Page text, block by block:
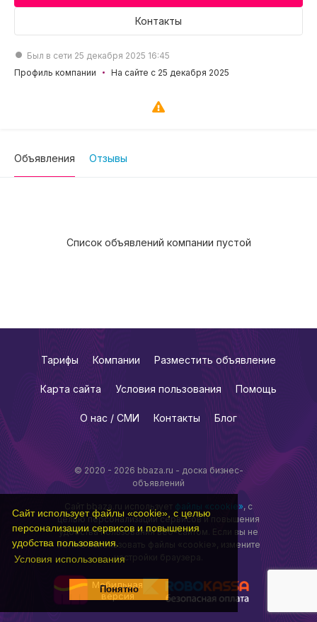
Сайт использует файлы «cookie», с целью
персонализации сервисов и повышения
удобства пользования.
Условия использования
Понятно
Контакты
Был в сети 25 декабря 2025 16:45
Профиль компании
На сайте с 25 декабря 2025
Объявления Отзывы
Список объявлений компании пустой
© 2020 - 2026 bbaza.ru - доска бизнес-
объявлений
Сайт bbaza.ru использует файлы «cookie», с
целью персонализации сервисов и повышения
удобства пользования веб-сайтом. Если вы не
хотите использовать файлы «cookie», измените
настройки браузера.
Мобильная
версия
Тарифы Компании Разместить объявление
Карта сайта Условия пользования Помощь
О нас / СМИ Контакты Блог